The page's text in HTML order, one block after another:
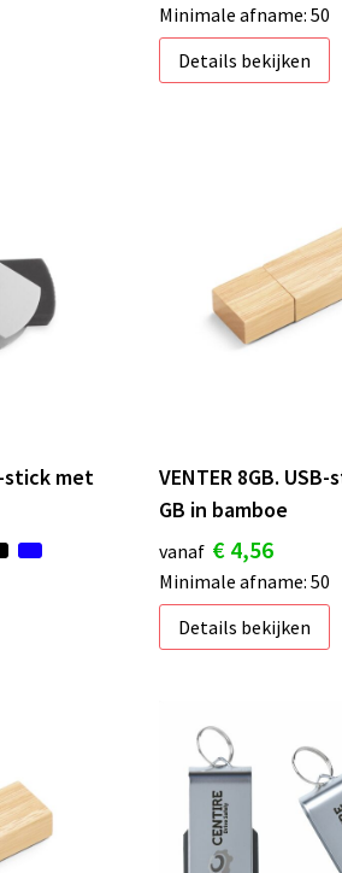
Minimale afname: 50
Details bekijken
stick met
VENTER 8GB.
GB in bamboe
vanaf € 4,56
Minimale afname: 50
Details bekijken